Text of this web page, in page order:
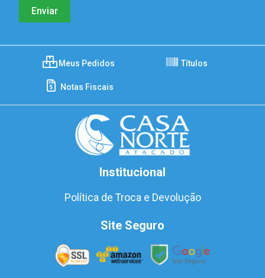
Meus Pedidos Títulos
Notas Fiscais
Institucional
Política de Troca e Devolução
Site Seguro